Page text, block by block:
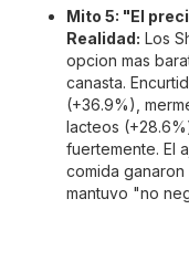
Mito 5: "El
Realidad: Los
opcion mas
canasta.
(+36.9%),
lacteos
fuertemente. El
comida
mantuvo "no